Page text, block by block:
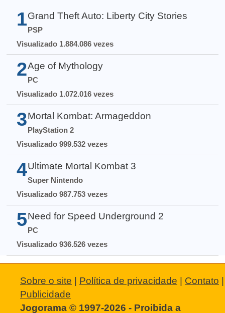
1 Grand Theft Auto: Liberty City Stories
PSP
Visualizado 1.884.086 vezes
2 Age of Mythology
PC
Visualizado 1.072.016 vezes
3 Mortal Kombat: Armageddon
PlayStation 2
Visualizado 999.532 vezes
4 Ultimate Mortal Kombat 3
Super Nintendo
Visualizado 987.753 vezes
5 Need for Speed Underground 2
PC
Visualizado 936.526 vezes
Sobre o site | Política de privacidade | Contato |
Publicidade
Jogorama © 1997-2026 - Proibida a